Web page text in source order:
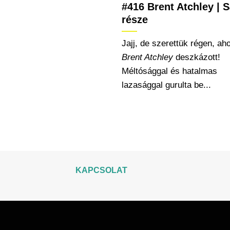
#416 Brent Atchley |
része
Jajj, de szerettük régen,
Brent Atchleydeszkázott!
Méltósággal és hatalmas
lazasággal gurulta be...
KAPCSOLAT